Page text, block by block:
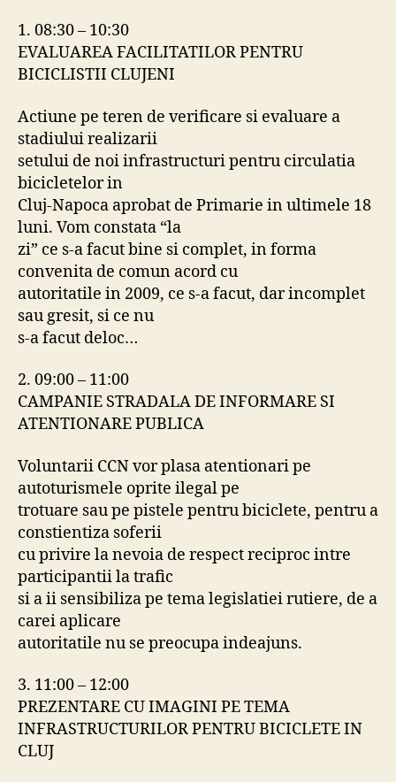
1. 08:30 – 10:30
EVALUAREA FACILITATILOR PENTRU
BICICLISTII CLUJENI
Actiune pe teren de verificare si evaluare a
stadiului realizarii
setului de noi infrastructuri pentru circulatia
bicicletelor in
Cluj-Napoca aprobat de Primarie in ultimele 18
luni. Vom constata “la
zi” ce s-a facut bine si complet, in forma
convenita de comun acord cu
autoritatile in 2009, ce s-a facut, dar incomplet
sau gresit, si ce nu
s-a facut deloc…
2. 09:00 – 11:00
CAMPANIE STRADALA DE INFORMARE SI
ATENTIONARE PUBLICA
Voluntarii CCN vor plasa atentionari pe
autoturismele oprite ilegal pe
trotuare sau pe pistele pentru biciclete, pentru a
constientiza soferii
cu privire la nevoia de respect reciproc intre
participantii la trafic
si a ii sensibiliza pe tema legislatiei rutiere, de a
carei aplicare
autoritatile nu se preocupa indeajuns.
3. 11:00 – 12:00
PREZENTARE CU IMAGINI PE TEMA
INFRASTRUCTURILOR PENTRU BICICLETE IN
CLUJ